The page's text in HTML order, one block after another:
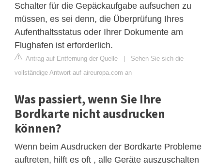
Schalter für die Gepäckaufgabe aufsuchen zu
müssen, es sei denn, die Überprüfung Ihres
Aufenthaltsstatus oder Ihrer Dokumente am
Flughafen ist erforderlich.
Antrag auf Entfernung der Quelle | Sehen Sie sich die
vollständige Antwort auf aireuropa.com an
Was passiert, wenn Sie Ihre
Bordkarte nicht ausdrucken
können?
Wenn beim Ausdrucken der Bordkarte Probleme
auftreten, hilft es oft , alle Geräte auszuschalten